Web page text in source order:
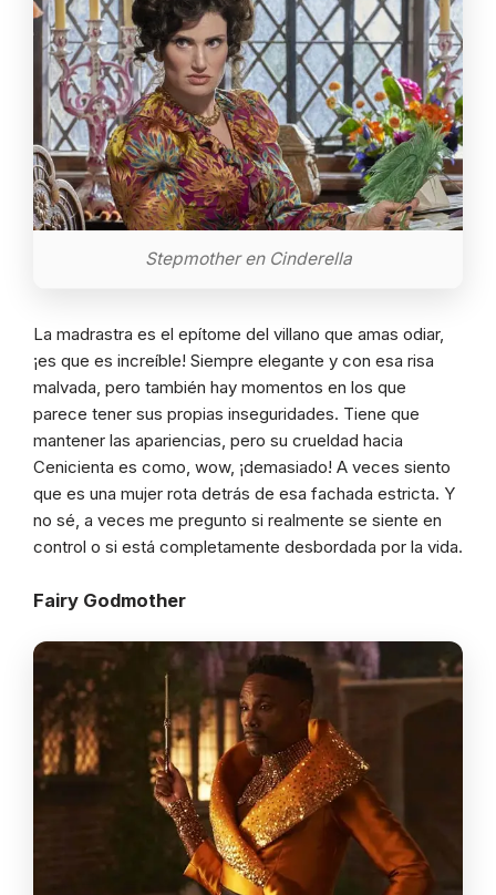
Stepmother en Cinderella
La madrastra es el epítome del villano que amas odiar,
¡es que es increíble! Siempre elegante y con esa risa
malvada, pero también hay momentos en los que
parece tener sus propias inseguridades. Tiene que
mantener las apariencias, pero su crueldad hacia
Cenicienta es como, wow, ¡demasiado! A veces siento
que es una mujer rota detrás de esa fachada estricta. Y
no sé, a veces me pregunto si realmente se siente en
control o si está completamente desbordada por la vida.
Fairy Godmother